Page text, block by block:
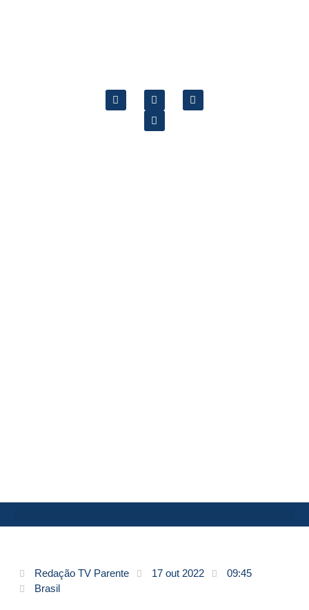
Redação TV Parente 17 out 2022
09:45
Brasil